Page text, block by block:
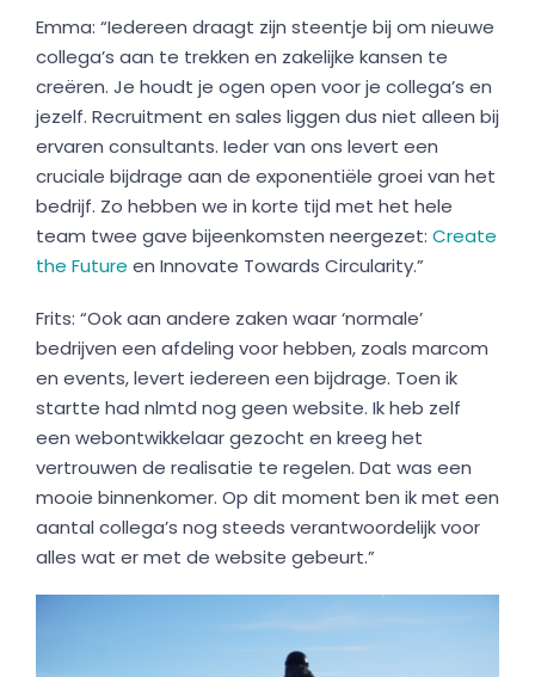
Emma: “Iedereen draagt zijn steentje bij om nieuwe
collega’s aan te trekken en zakelijke kansen te
creëren. Je houdt je ogen open voor je collega’s en
jezelf. Recruitment en sales liggen dus niet alleen bij
ervaren consultants. Ieder van ons levert een
cruciale bijdrage aan de exponentiële groei van het
bedrijf. Zo hebben we in korte tijd met het hele
team twee gave bijeenkomsten neergezet: Create
the Future en Innovate Towards Circularity.”
Frits: “Ook aan andere zaken waar ‘normale’
bedrijven een afdeling voor hebben, zoals marcom
en events, levert iedereen een bijdrage. Toen ik
startte had nlmtd nog geen website. Ik heb zelf
een webontwikkelaar gezocht en kreeg het
vertrouwen de realisatie te regelen. Dat was een
mooie binnenkomer. Op dit moment ben ik met een
aantal collega’s nog steeds verantwoordelijk voor
alles wat er met de website gebeurt.”